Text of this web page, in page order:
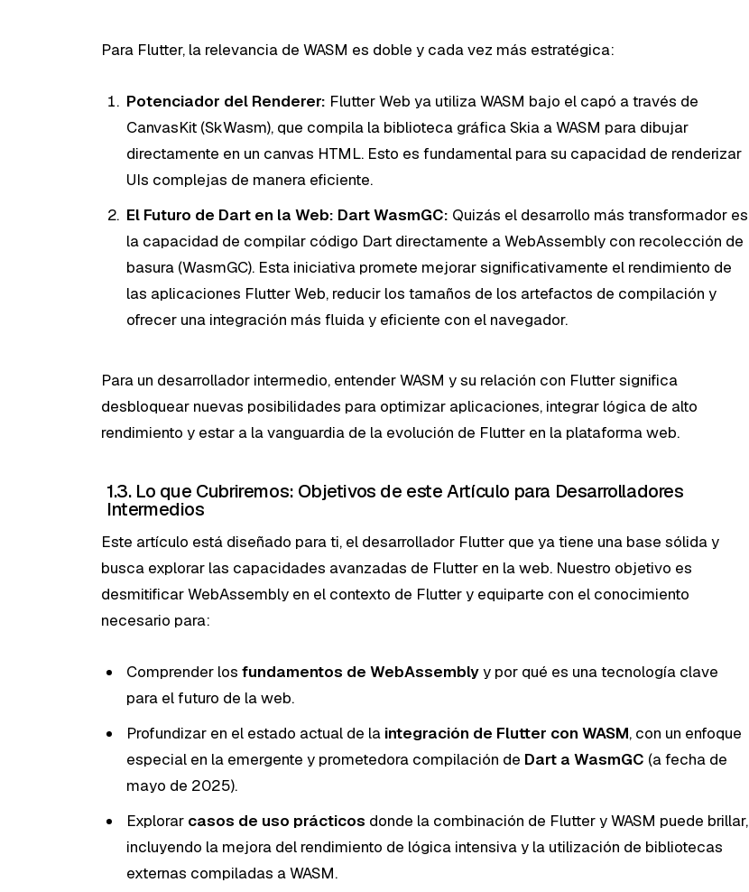
Para Flutter, la relevancia de WASM es doble y cada vez más estratégica:
Potenciador del Renderer: Flutter Web ya utiliza WASM bajo el capó a través de
CanvasKit (SkWasm), que compila la biblioteca gráfica Skia a WASM para dibujar
directamente en un canvas HTML. Esto es fundamental para su capacidad de renderizar
UIs complejas de manera eficiente.
El Futuro de Dart en la Web: Dart WasmGC: Quizás el desarrollo más transformador es
la capacidad de compilar código Dart directamente a WebAssembly con recolección de
basura (WasmGC). Esta iniciativa promete mejorar significativamente el rendimiento de
las aplicaciones Flutter Web, reducir los tamaños de los artefactos de compilación y
ofrecer una integración más fluida y eficiente con el navegador.
Para un desarrollador intermedio, entender WASM y su relación con Flutter significa
desbloquear nuevas posibilidades para optimizar aplicaciones, integrar lógica de alto
rendimiento y estar a la vanguardia de la evolución de Flutter en la plataforma web.
1.3. Lo que Cubriremos: Objetivos de este Artículo para Desarrolladores
Intermedios
Este artículo está diseñado para ti, el desarrollador Flutter que ya tiene una base sólida y
busca explorar las capacidades avanzadas de Flutter en la web. Nuestro objetivo es
desmitificar WebAssembly en el contexto de Flutter y equiparte con el conocimiento
necesario para:
Comprender los fundamentos de WebAssemblyy por qué es una tecnología clave
para el futuro de la web.
Profundizar en el estado actual de la integración de Flutter con WASM, con un enfoque
especial en la emergente y prometedora compilación de Dart a WasmGC (a fecha de
mayo de 2025).
Explorar casos de uso prácticos donde la combinación de Flutter y WASM puede brillar,
incluyendo la mejora del rendimiento de lógica intensiva y la utilización de bibliotecas
externas compiladas a WASM.